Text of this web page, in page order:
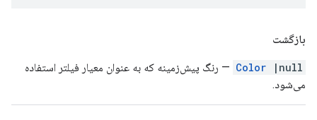
بازگشت
Color |null
— رنگ پیش‌زمینه که به عنوان معیار فیلتر استفاده
می‌شود.